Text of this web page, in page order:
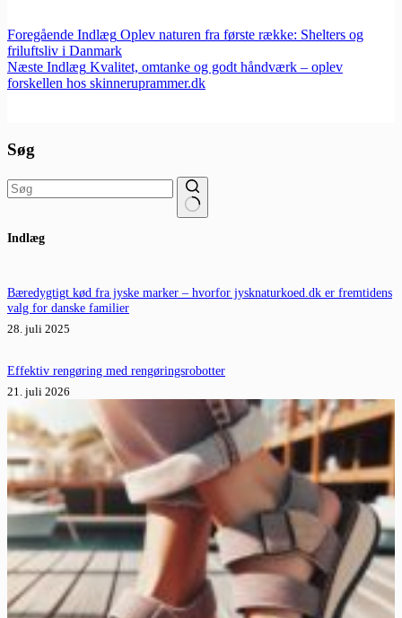
Foregående Indlæg Oplev naturen fra første række: Shelters og
friluftsliv i Danmark
Næste Indlæg Kvalitet, omtanke og godt håndværk – oplev
forskellen hos skinneruprammer.dk
Søg
resultater
Indlæg
Bæredygtigt kød fra jyske marker – hvorfor jysknaturkoed.dk er fremtidens
valg for danske familier
28. juli 2025
Effektiv rengøring med rengøringsrobotter
21. juli 2026